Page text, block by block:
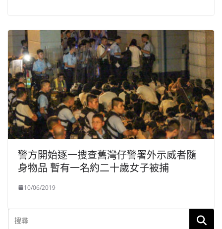
警方開始逐一搜查舊灣仔警署外示威者隨
身物品 暫有一名約二十歲女子被捕
10/06/2019